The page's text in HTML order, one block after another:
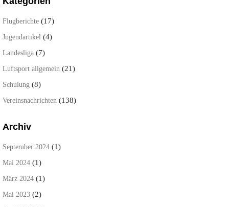
Flugberichte (17)
Jugendartikel (4)
Landesliga (7)
Luftsport allgemein (21)
Schulung (8)
Vereinsnachrichten (138)
Archiv
September 2024 (1)
Mai 2024 (1)
März 2024 (1)
Mai 2023 (2)